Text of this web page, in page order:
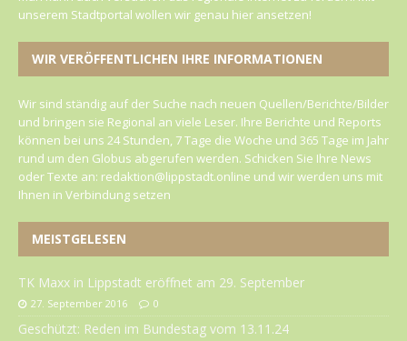
unserem Stadtportal wollen wir genau hier ansetzen!
WIR VERÖFFENTLICHEN IHRE INFORMATIONEN
Wir sind ständig auf der Suche nach neuen Quellen/Berichte/Bilder
und bringen sie Regional an viele Leser. Ihre Berichte und Reports
können bei uns 24 Stunden, 7 Tage die Woche und 365 Tage im Jahr
rund um den Globus abgerufen werden. Schicken Sie Ihre News
oder Texte an: redaktion@lippstadt.online und wir werden uns mit
Ihnen in Verbindung setzen
MEISTGELESEN
TK Maxx in Lippstadt eröffnet am 29. September
27. September 2016 0
Geschützt: Reden im Bundestag vom 13.11.24